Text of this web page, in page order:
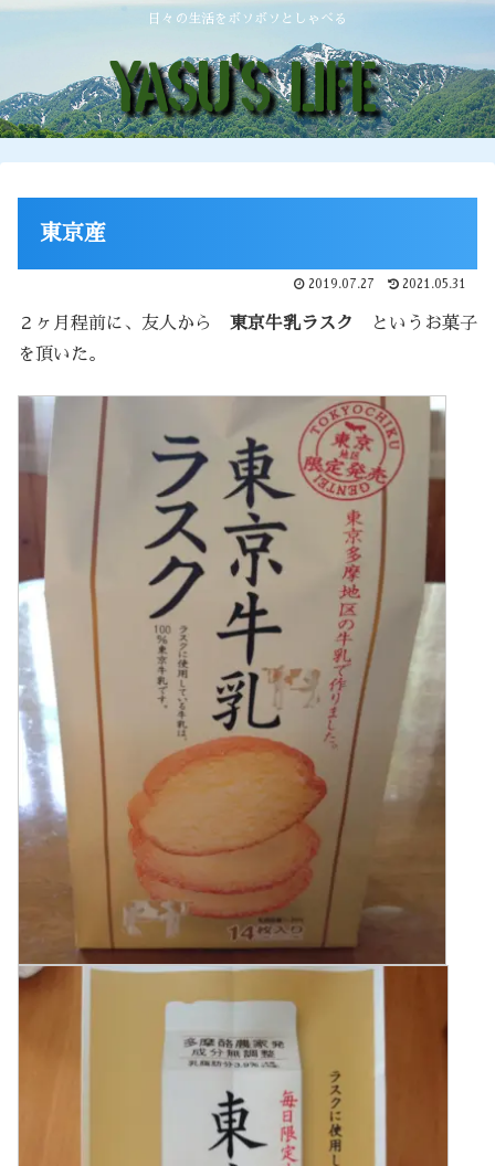
日々の生活をボソボソとしゃべる
東京産
2019.07.27 2021.05.31
２ヶ月程前に、友人から 東京牛乳ラスク
というお菓子
を頂いた。